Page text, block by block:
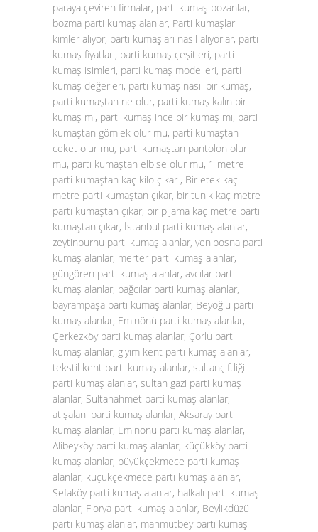
paraya çeviren firmalar, parti kumaş bozanlar,
bozma parti kumaş alanlar, Parti kumaşları
kimler alıyor, parti kumaşları nasıl alıyorlar, parti
kumaş fiyatları, parti kumaş çeşitleri, parti
kumaş isimleri, parti kumaş modelleri, parti
kumaş değerleri, parti kumaş nasıl bir kumaş,
parti kumaştan ne olur, parti kumaş kalın bir
kumaş mı, parti kumaş ince bir kumaş mı, parti
kumaştan gömlek olur mu, parti kumaştan
ceket olur mu, parti kumaştan pantolon olur
mu, parti kumaştan elbise olur mu, 1 metre
parti kumaştan kaç kilo çıkar , Bir etek kaç
metre parti kumaştan çıkar, bir tunik kaç metre
parti kumaştan çıkar, bir pijama kaç metre parti
kumaştan çıkar, İstanbul parti kumaş alanlar,
zeytinburnu parti kumaş alanlar, yenibosna parti
kumaş alanlar, merter parti kumaş alanlar,
güngören parti kumaş alanlar, avcılar parti
kumaş alanlar, bağcılar parti kumaş alanlar,
bayrampaşa parti kumaş alanlar, Beyoğlu parti
kumaş alanlar, Eminönü parti kumaş alanlar,
Çerkezköy parti kumaş alanlar, Çorlu parti
kumaş alanlar, giyim kent parti kumaş alanlar,
tekstil kent parti kumaş alanlar, sultançiftliği
parti kumaş alanlar, sultan gazi parti kumaş
alanlar, Sultanahmet parti kumaş alanlar,
atışalanı parti kumaş alanlar, Aksaray parti
kumaş alanlar, Eminönü parti kumaş alanlar,
Alibeyköy parti kumaş alanlar, küçükköy parti
kumaş alanlar, büyükçekmece parti kumaş
alanlar, küçükçekmece parti kumaş alanlar,
Sefaköy parti kumaş alanlar, halkalı parti kumaş
alanlar, Florya parti kumaş alanlar, Beylikdüzü
parti kumaş alanlar, mahmutbey parti kumaş